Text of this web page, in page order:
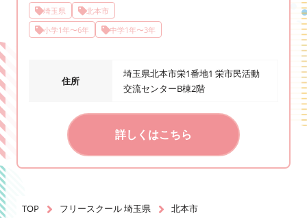
埼玉県
北本市
小学1年〜6年
中学1年〜3年
住所
埼玉県北本市栄1番地1 栄市民活動
交流センターB棟2階
詳しくはこちら
TOP フリースクール 埼玉県 北本市